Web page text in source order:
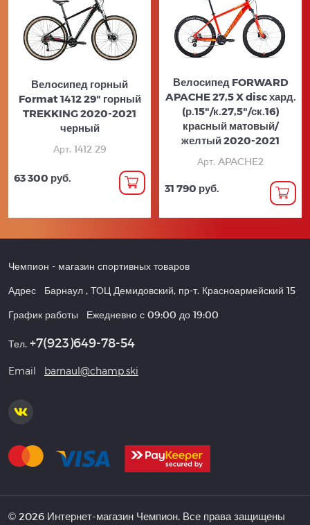
Велосипед горный
Format 1412 29" горный
TREKKING 2020-2021
черный
Арт. 1412 29
63 300 руб.
Велосипед FORWARD
APACHE 27,5 X disc хард.
(р.15"/к.27,5"/ск.16)
красный матовый/
желтый 2020-2021
Арт. APACHE2
31 790 руб.
Чемпион - магазин спортивных товаров
Адрес Барнаул , ТОЦ Демидовский, пр-т. Красноармейский 15
График работы Ежедневно с 09:00 до 19:00
Тел. +7(923)649-78-54
Email barnaul@champ.ski
© 2026 Интернет-магазин Чемпион. Все права защищены